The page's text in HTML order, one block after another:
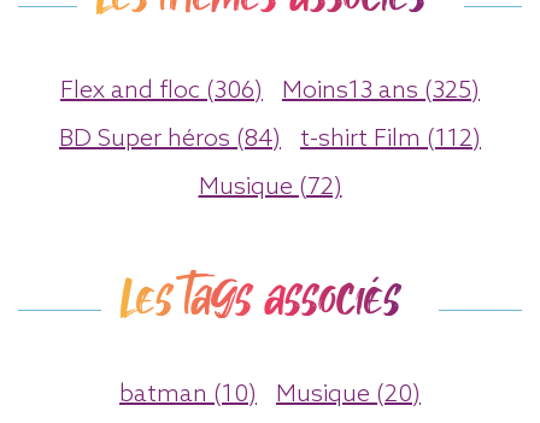
Flex and floc (306)
Moins13 ans (325)
BD Super héros (84)
t-shirt Film (112)
Musique (72)
Les tags associés
batman (10)
Musique (20)